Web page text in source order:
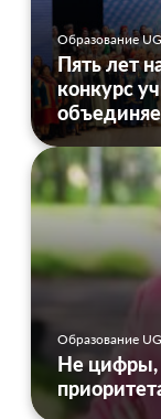
Образование
Пять лет
конкурс
Образование
Не цифры,